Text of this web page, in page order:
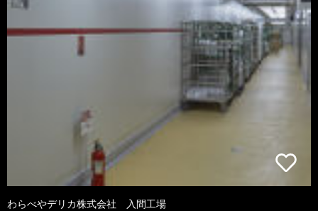
わらべやデリカ株式会社 入間工場